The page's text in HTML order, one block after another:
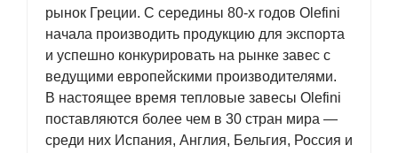
рынок Греции. С середины 80-х годов Olefini
начала производить продукцию для экспорта
и успешно конкурировать на рынке завес с
ведущими европейскими производителями.
В настоящее время тепловые завесы Olefini
поставляются более чем в 30 стран мира —
среди них Испания, Англия, Бельгия, Россия и